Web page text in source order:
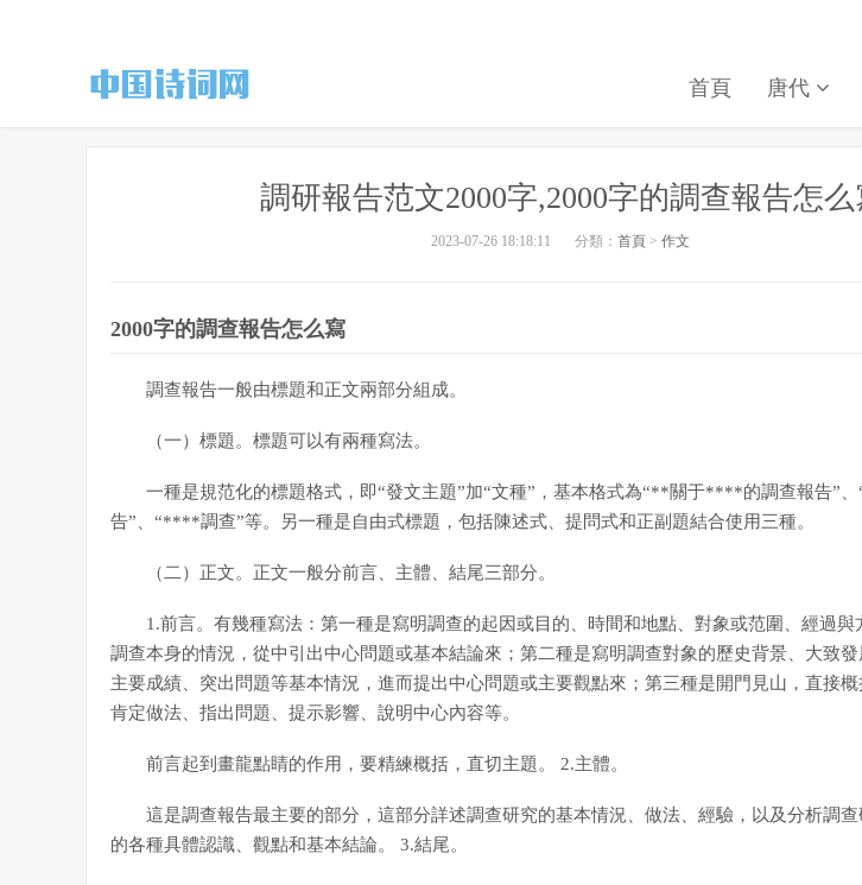
首頁 唐代
調研報告范文2000字,2000字的調查報告怎么
2023-07-26 18:18:11 分類： 首頁 > 作文
2000字的調查報告怎么寫
調查報告一般由標題和正文兩部分組成。
（一）標題。標題可以有兩種寫法。
一種是規范化的標題格式，即“發文主題”加“文種”，基本格式為“**關于****的調查報告”
告”、“****調查”等。另一種是自由式標題，包括陳述式、提問式和正副題結合使用三種。
（二）正文。正文一般分前言、主體、結尾三部分。
1.前言。有幾種寫法：第一種是寫明調查的起因或目的、時間和地點、對象或范圍、經過
調查本身的情況，從中引出中心問題或基本結論來；第二種是寫明調查對象的歷史背景、大致發
主要成績、突出問題等基本情況，進而提出中心問題或主要觀點來；第三種是開門見山，直接
肯定做法、指出問題、提示影響、說明中心內容等。
前言起到畫龍點睛的作用，要精練概括，直切主題。 2.主體。
這是調查報告最主要的部分，這部分詳述調查研究的基本情況、做法、經驗，以及分析調
的各種具體認識、觀點和基本結論。 3.結尾。